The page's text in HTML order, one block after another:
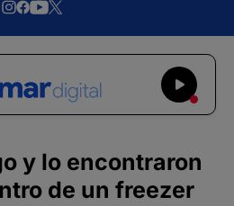
y lo encontraron
de un freezer